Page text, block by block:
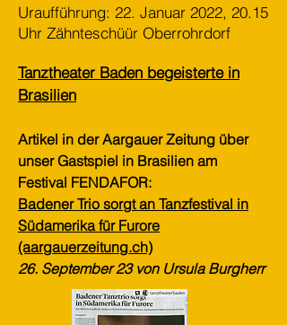
Uraufführung: 22. Januar 2022, 20.15
Uhr Zähnteschüür Oberrohrdorf
Tanztheater Baden begeisterte in
Brasilien
Artikel in der Aargauer Zeitung über
unser Gastspiel in Brasilien am
Festival FENDAFOR:
Badener Trio sorgt an Tanzfestival in
Südamerika für Furore
(aargauerzeitung.ch)
26. September 23 von Ursula Burgherr